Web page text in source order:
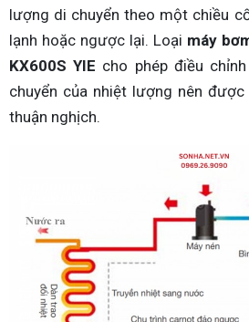
lượng di chuyển theo một chiều
lạnh hoặc ngược lại. Loại máy
KX600S YIE cho phép điều
chuyển của nhiệt lượng nên
thuận nghịch.